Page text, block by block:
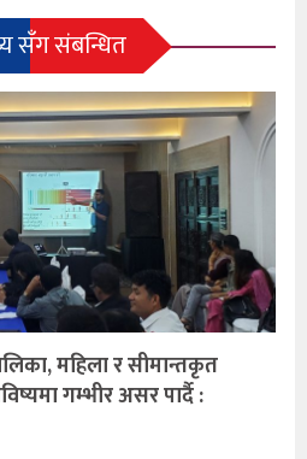
सँग संबन्धित
महिला र सीमान्तकृत
गम्भीर असर पार्दै :